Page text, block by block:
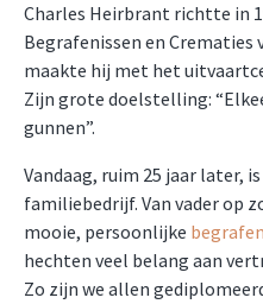
Charles Heirbrant richtte in
Begrafenissen en Crematies
maakte hij met het
Zijn grote doelstelling:
gunnen”.
Vandaag, ruim 25 jaar later, is
familiebedrijf. Van vader op
mooie, persoonlijke
hechten veel belang aan
Zo zijn we allen